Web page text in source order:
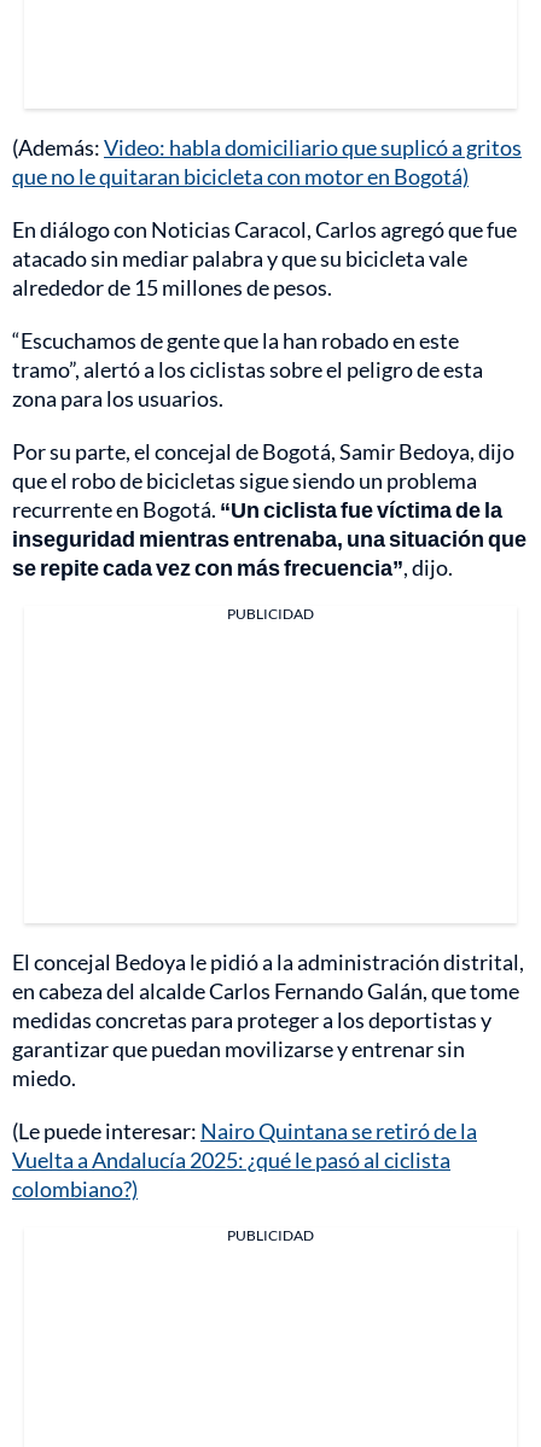
(Además:Video: habla domiciliario que suplicó a gritos
que no le quitaran bicicleta con motor en Bogotá)
En diálogo con Noticias Caracol, Carlos agregó que fue
atacado sin mediar palabra y que su bicicleta vale
alrededor de 15 millones de pesos.
“Escuchamos de gente que la han robado en este
tramo”, alertó a los ciclistas sobre el peligro de esta
zona para los usuarios.
Por su parte, el concejal de Bogotá, Samir Bedoya, dijo
que el robo de bicicletas sigue siendo un problema
recurrente en Bogotá. “Un ciclista fue víctima de la
inseguridad mientras entrenaba, una situación que
se repite cada vez con más frecuencia”, dijo.
PUBLICIDAD
El concejal Bedoya le pidió a la administración distrital,
en cabeza del alcalde Carlos Fernando Galán, que tome
medidas concretas para proteger a los deportistas y
garantizar que puedan movilizarse y entrenar sin
miedo.
(Le puede interesar: Nairo Quintana se retiró de la
Vuelta a Andalucía 2025: ¿qué le pasó al ciclista
colombiano?)
PUBLICIDAD